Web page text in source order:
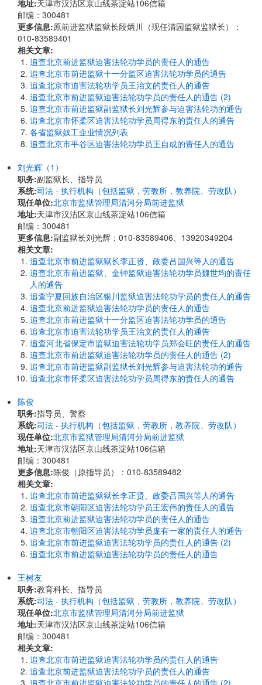
地址:天津市汉沽区京山线茶淀站106信箱
邮编：300481
更多信息:原前进监狱监狱长段炳川（现任清园监狱监狱长）：
010-83589401
相关文章:
追查北京前进监狱迫害法轮功学员的责任人的通告
追查北京市前进监狱十一分监区迫害法轮功学员的通告
追查北京市迫害法轮功学员王治文的责任人的通告
追查北京市前进监狱迫害法轮功学员的责任人的通告 (2)
追查北京市前进监狱副监狱长刘光辉参与迫害法轮功的通告
追查北京市怀柔区迫害法轮功学员周得东的责任人的通告
各省监狱奴工企业情况列表
追查北京市平谷区迫害法轮功学员王自成的责任人的通告
刘光辉（1）
职务:副监狱长、指导员
系统:司法 - 执行机构（包括监狱，劳教所，教养院、劳改队）
现任单位:北京市监狱管理局清河分局前进监狱
地址:天津市汉沽区京山线茶淀站106信箱
邮编：300481
更多信息:副监狱长刘光辉：010-83589406、13920349204
相关文章:
追查北京市前进监狱狱长李正贤、政委吕国兴等人的通告
追查北京市前进监狱、金钟监狱迫害法轮功学员魏世均的责任
人的通告
追查宁夏回族自治区银川监狱迫害法轮功学员的责任人的通告
追查北京前进监狱迫害法轮功学员的责任人的通告
追查北京市前进监狱十一分监区迫害法轮功学员的通告
追查北京市迫害法轮功学员王治文的责任人的通告
追查河北省保定市监狱迫害法轮功学员郑会旺的责任人的通告
追查北京市前进监狱迫害法轮功学员的责任人的通告 (2)
追查北京市前进监狱副监狱长刘光辉参与迫害法轮功的通告
追查北京市怀柔区迫害法轮功学员周得东的责任人的通告
陈俊
职务:指导员、警察
系统:司法 - 执行机构（包括监狱，劳教所，教养院、劳改队）
现任单位:北京市监狱管理局清河分局前进监狱
地址:天津市汉沽区京山线茶淀站106信箱
邮编：300481
更多信息:陈俊（原指导员）：010-83589482
相关文章:
追查北京市前进监狱狱长李正贤、政委吕国兴等人的通告
追查北京市朝阳区迫害法轮功学员王宏伟的责任人的通告
追查北京前进监狱迫害法轮功学员的责任人的通告
追查北京市朝阳区迫害法轮功学员庞有一家的责任人的通告
追查北京市前进监狱迫害法轮功学员的责任人的通告 (2)
追查北京市前进监狱迫害法轮功学员的责任人的通告
王树友
职务:教育科长、指导员
系统:司法 - 执行机构（包括监狱，劳教所，教养院、劳改队）
现任单位:北京市监狱管理局清河分局前进监狱
地址:天津市汉沽区京山线茶淀站106信箱
邮编：300481
相关文章:
追查北京市前进监狱迫害法轮功学员的责任人的通告
追查北京前进监狱迫害法轮功学员的责任人的通告
追查北京市前进监狱迫害法轮功学员的责任人的通告 (2)